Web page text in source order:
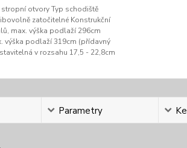
otvory Typ schodiště
zatočitelné Konstrukční
max. výška podlaží 296cm
výška podlaží 319cm (přídavný
v rozsahu 17,5 - 22,8cm
Parametry